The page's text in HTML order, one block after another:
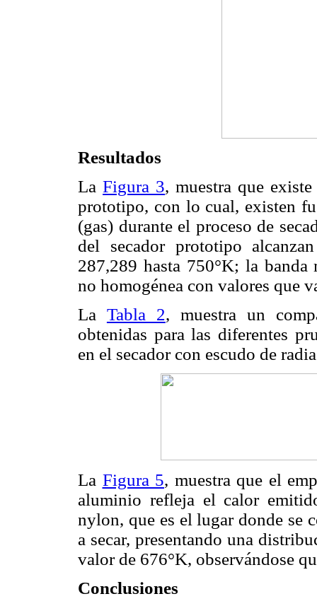
Resultados
LaFigura 3, muestra que
prototipo, con lo cual, existen
(gas) durante el proceso de
del secador prototipo
287,289 hasta 750°K; la banda
no homogénea con valores que
La Tabla 2, muestra un
obtenidas para las diferentes
en el secador con escudo de
La Figura 5, muestra que el
aluminio refleja el calor
nylon, que es el lugar donde se
a secar, presentando una
valor de 676°K, observándose
Conclusiones